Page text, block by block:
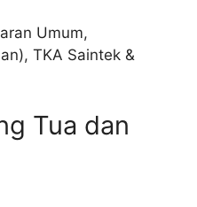
Umum,
TKA Saintek &
Tua dan